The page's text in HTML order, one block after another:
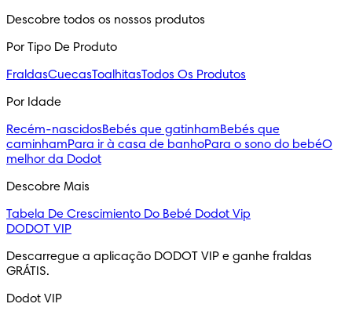
Descobre todos os nossos produtos
Por Tipo De Produto
FraldasCuecasToalhitasTodos Os Produtos
Por Idade
Recém-nascidosBebés que gatinhamBebés que
caminhamPara ir à casa de banhoPara o sono do bebéO
melhor da Dodot
Descobre Mais
Tabela De Crescimiento Do Bebé Dodot Vip
DODOT VIP
Descarregue a aplicação DODOT VIP e ganhe fraldas
GRÁTIS.
Dodot VIP